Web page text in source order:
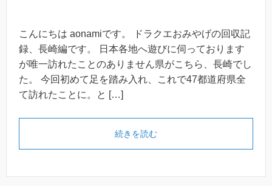
こんにちは aonamiです。 ドラクエおみやげの回収記
録、長崎編です。 日本各地へ遊びに伺っております
が唯一訪れたことのありません県がこちら、長崎でし
た。 今回初めて足を踏み入れ、これで47都道府県全
て訪れたことに。と […]
続きを読む